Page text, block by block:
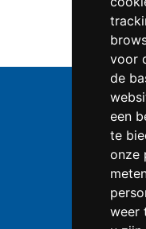
voor
de
een
te
onze
weer
KVK-
BTW-